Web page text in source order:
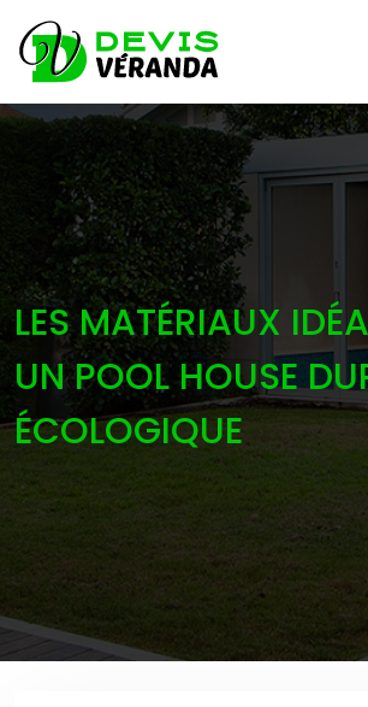
LES MATÉRIAUX
UN POOL HOUSE
ÉCOLOGIQUE